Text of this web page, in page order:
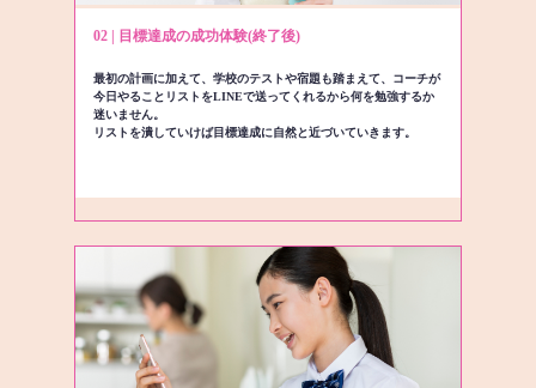
02 | 目標達成の成功体験(終了後)
最初の計画に加えて、学校のテストや宿題も踏まえて、コーチが
今日やることリストをLINEで送ってくれるから何を勉強するか
迷いません。
リストを潰していけば目標達成に自然と近づいていきます。